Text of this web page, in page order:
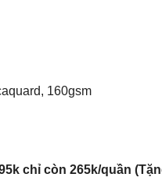
160gsm
chỉ còn 265k/quần